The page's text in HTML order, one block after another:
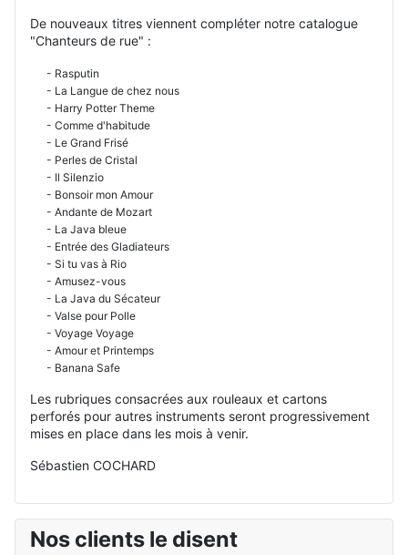
De nouveaux titres viennent compléter notre catalogue
"Chanteurs de rue" :
- Rasputin
- La Langue de chez nous
- Harry Potter Theme
- Comme d'habitude
- Le Grand Frisé
- Perles de Cristal
- Il Silenzio
- Bonsoir mon Amour
- Andante de Mozart
- La Java bleue
- Entrée des Gladiateurs
- Si tu vas à Rio
- Amusez-vous
- La Java du Sécateur
- Valse pour Polle
- Voyage Voyage
- Amour et Printemps
- Banana Safe
Les rubriques consacrées aux rouleaux et cartons
perforés pour autres instruments seront progressivement
mises en place dans les mois à venir.
Sébastien COCHARD
Nos clients le disent